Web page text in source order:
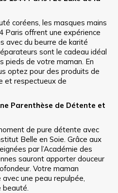
coréens, les masques mains
Paris offrent une expérience
avec du beurre de karité
sont le cadeau idéal
pieds de votre maman. En
optez pour des produits de
et respectueux de
Parenthèse de Détente et
de pure détente avec
Belle en Soie. Grâce aux
par l’Académie des
sauront apporter douceur
Votre maman
une peau repulpée,
beauté.